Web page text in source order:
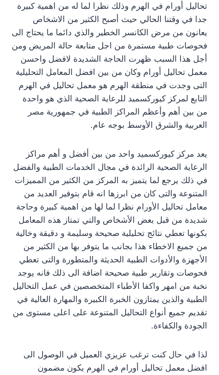
تحاليل أورام في الهرم وذلك نظرا لما له من اهمية كبيرة
جدا في وقتنا الحالي حيث أصبح الكثير من الاشخاص
يعانون من مرض الكانسر الخطير والذي دائما ما يحتاج الى
فحوصات طبية مستمرة من اجل متابعة حالة المريض ومن
أجل هذا السبب ظهرت الحاجة الشديدة لافضل واحسن
معمل تحاليل أورام وكان من بين افضل المعامل التحليلية
التى وجدت في منطقة الهرم هو معمل تحاليل في الهرم
التابع لمركز كيوركسميد للرعاية الصحية الذي هو واحدة
من بين أهم وأعظم المراكز الطبية في جمهورية مصر
العربية والشرق الأوسط بوجه عام.
يعد مركز كيوركسميد واحد من بين أفضل و أهم مراكز
الرعاية الصحية الرائدة في مجال الخدمات الطبية والفضل
في ذلك يرجع لما يتميز به المركز من الكثير من المميزات
المتنوعة والتى كان من ابرزها انه قام بتوفير العديد من
معامل تحاليل الأورام نظرا لما لها من اهمية كبيرة وحاجة
شديدة من قبل بعض الأشخاص والتي تمتاز هذه المعامل
بكونها تعطي نتائج تحليلية صحيحة وسليمة و دقيقة وخالية
من جميع الاخطاء هذا بجانب ما يتوفر بها من الكثير من
الأجهزة والأدوات الطبية الحديثة والمتطورة والتى تعطي
فحوصات وتقارير طبية صحيحة اضافة الى ذلك فانه يوجد
نخبة من امهر واكفا الأطباء المتخصصين في عمل التحاليل
الطبية والذين يمتازون الخبرة الكبيرة والمهارة العالية في
تقديم جميع أنواع التحاليل المتنوعة على اعلى مستوى من
الجودة والكفاءة.
لذا في حال كنت ترغب عزيزي العميل في الوصول الى
افضل معمل تحاليل أورام في الهرم يكون مضمون